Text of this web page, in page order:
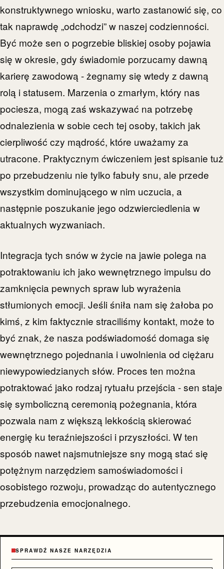
konstruktywnego wniosku, warto zastanowić się, co
tak naprawdę „odchodzi” w naszej codzienności.
Być może sen o pogrzebie bliskiej osoby pojawia
się w okresie, gdy świadomie porzucamy dawną
karierę zawodową - żegnamy się wtedy z dawną
rolą i statusem. Marzenia o zmarłym, który nas
pociesza, mogą zaś wskazywać na potrzebę
odnalezienia w sobie cech tej osoby, takich jak
cierpliwość czy mądrość, które uważamy za
utracone. Praktycznym ćwiczeniem jest spisanie tuż
po przebudzeniu nie tylko fabuły snu, ale przede
wszystkim dominującego w nim uczucia, a
następnie poszukanie jego odzwierciedlenia w
aktualnych wyzwaniach.
Integracja tych snów w życie na jawie polega na
potraktowaniu ich jako wewnętrznego impulsu do
zamknięcia pewnych spraw lub wyrażenia
stłumionych emocji. Jeśli śniła nam się żałoba po
kimś, z kim faktycznie straciliśmy kontakt, może to
być znak, że nasza podświadomość domaga się
wewnętrznego pojednania i uwolnienia od ciężaru
niewypowiedzianych słów. Proces ten można
potraktować jako rodzaj rytuału przejścia - sen staje
się symboliczną ceremonią pożegnania, która
pozwala nam z większą lekkością skierować
energię ku teraźniejszości i przyszłości. W ten
sposób nawet najsmutniejsze sny mogą stać się
potężnym narzędziem samoświadomości i
osobistego rozwoju, prowadząc do autentycznego
przebudzenia emocjonalnego.
SPRAWDŹ NASZE NARZĘDZIA